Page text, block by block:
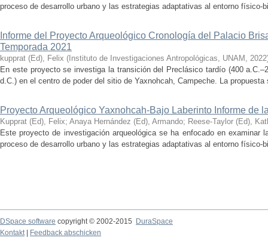
proceso de desarrollo urbano y las estrategias adaptativas al entorno físico-
Informe del Proyecto Arqueológico Cronología del Palacio
Temporada 2021
kupprat (Ed), Felix ( Instituto de Investigaciones Antropológicas, UNAM , 2022
En este proyecto se investiga la transición del Preclásico tardío (400
d.C.) en el centro de poder del sitio de Yaxnohcah, Campeche. La
Proyecto Arqueológico Yaxnohcah-Bajo Laberinto Informe de
Kupprat (Ed), Felix; Anaya Hernández (Ed), Armando; Reese-Taylor (Ed),
Este proyecto de investigación arqueológica se ha enfocado en examinar
proceso de desarrollo urbano y las estrategias adaptativas al entorno físico-
DSpace software copyright © 2002-2015
DuraSpace
Kontakt| Feedback abschicken